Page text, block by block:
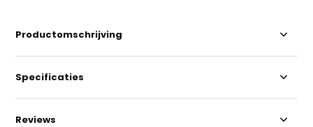
Productomschrijving
Specificaties
Reviews